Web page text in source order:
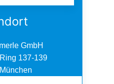
GmbH
137-139